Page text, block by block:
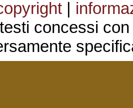
|
concessi